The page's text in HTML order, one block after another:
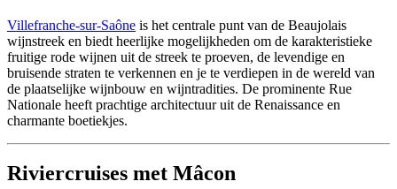
Villefranche-sur-Saône is het centrale punt van de Beaujolais
wijnstreek en biedt heerlijke mogelijkheden om de karakteristieke
fruitige rode wijnen uit de streek te proeven, de levendige en
bruisende straten te verkennen en je te verdiepen in de wereld van
de plaatselijke wijnbouw en wijntradities. De prominente Rue
Nationale heeft prachtige architectuur uit de Renaissance en
charmante boetiekjes.
Riviercruises met Mâcon